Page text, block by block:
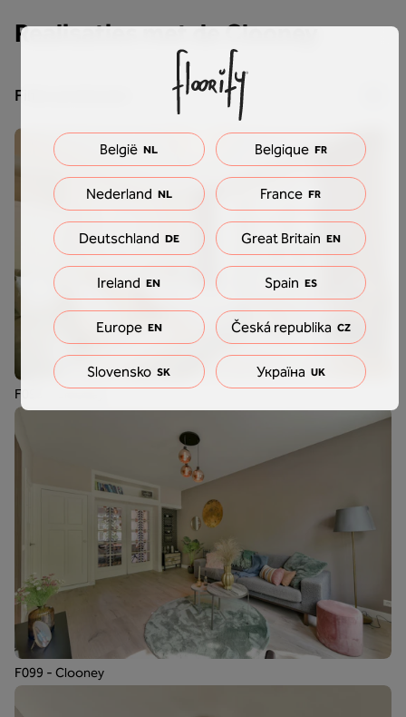
Realisaties met de Clooney
Filter producten
F099 - Clooney
F099 - Clooney
België NL Belgique FR
Nederland NL France FR
Deutschland DE Great Britain EN
Ireland EN Spain ES
Europe EN Česká republika CZ
Slovensko SK Україна UK